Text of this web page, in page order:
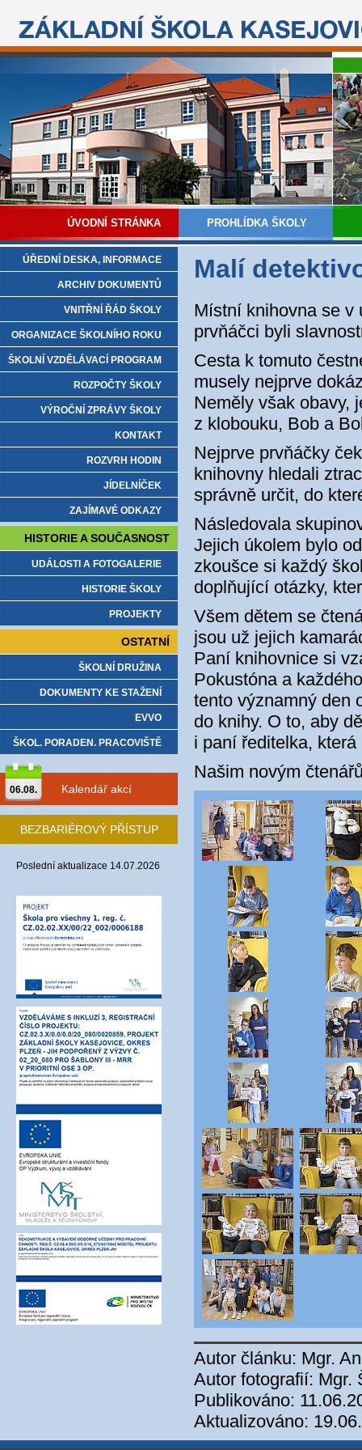
ÚVODNÍ STRÁNKA PROHLÍDKA ŠKOLY
Malí
Místní knihovna se v
prvňáčci byli
Cesta k tomuto
musely nejprve
Neměly však obavy,
z klobouku, Bob a
Nejprve prvňáčky
knihovny hledali
správně určit, do
Následovala
Jejich úkolem bylo
zkoušce si každý
doplňující otázky,
Všem dětem se
jsou už jejich
Paní knihovnice si
Pokustóna a
tento významný den
do knihy. O to, aby
i paní ředitelka,
Našim novým
Autor článku: Mgr.
Autor fotografií: Mgr.
Publikováno:
Aktualizováno:
ÚŘEDNÍ DESKA, INFORMACE
ARCHIV DOKUMENTŮ
VNITŘNÍ ŘÁD ŠKOLY
ORGANIZACE ŠKOLNÍHO ROKU
ŠKOLNÍ VZDĚLÁVACÍ PROGRAM
ROZPOČTY ŠKOLY
VÝROČNÍ ZPRÁVY ŠKOLY
KONTAKT
ROZVRH HODIN
JÍDELNÍČEK
ZAJÍMAVÉ ODKAZY
HISTORIE A SOUČASNOST
UDÁLOSTI A FOTOGALERIE
HISTORIE ŠKOLY
PROJEKTY
OSTATNÍ
ŠKOLNÍ DRUŽINA
DOKUMENTY KE STAŽENÍ
EVVO
ŠKOL. PORADEN. PRACOVIŠTĚ
06.08. Kalendář akcí
BEZBARIÉROVÝ PŘÍSTUP
Poslední aktualizace 14.07.2026